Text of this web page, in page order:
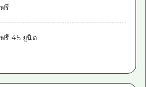
ฟรี
ฟรี 45 ยูนิต